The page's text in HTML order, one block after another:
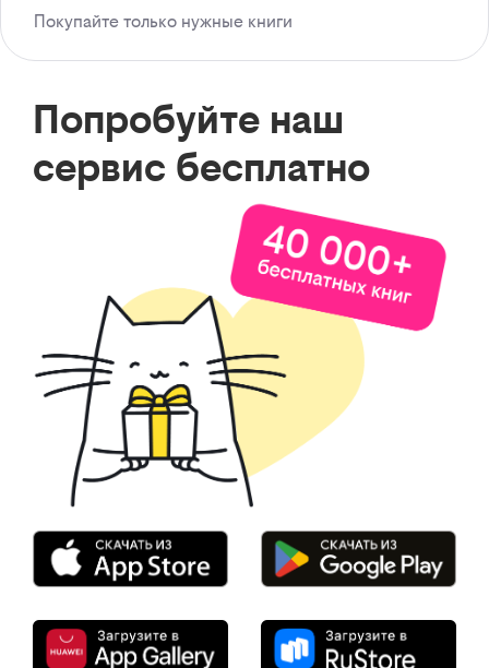
Покупайте только нужные книги
Попробуйте наш
сервис бесплатно